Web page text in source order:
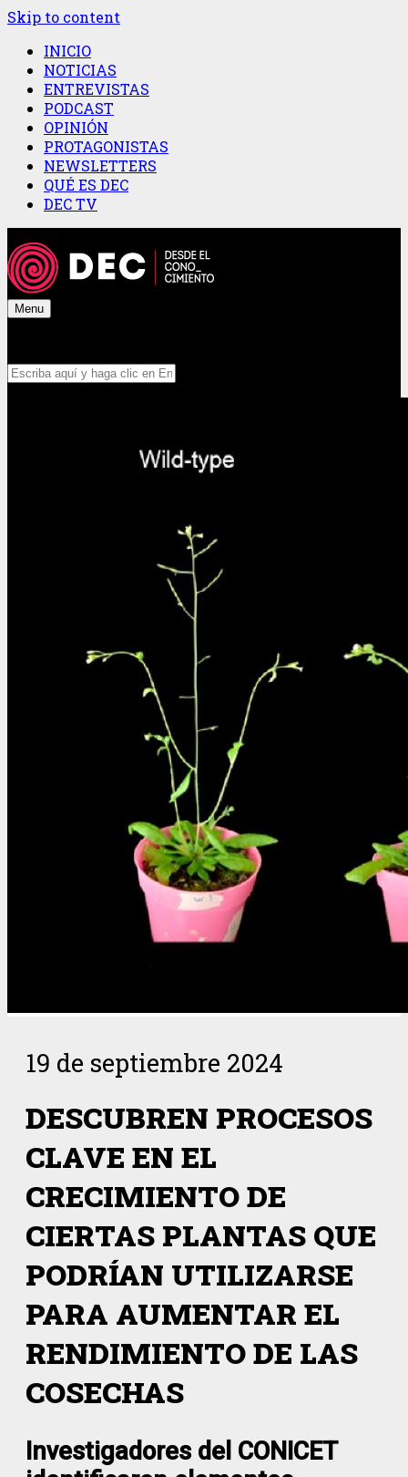
Skip to content
INICIO
NOTICIAS
ENTREVISTAS
PODCAST
OPINIÓN
PROTAGONISTAS
NEWSLETTERS
QUÉ ES DEC
DEC TV
Menu
19 de septiembre 2024
DESCUBREN PROCESOS
CLAVE EN EL
CRECIMIENTO DE
CIERTAS PLANTAS QUE
PODRÍAN UTILIZARSE
PARA AUMENTAR EL
RENDIMIENTO DE LAS
COSECHAS
Investigadores del CONICET